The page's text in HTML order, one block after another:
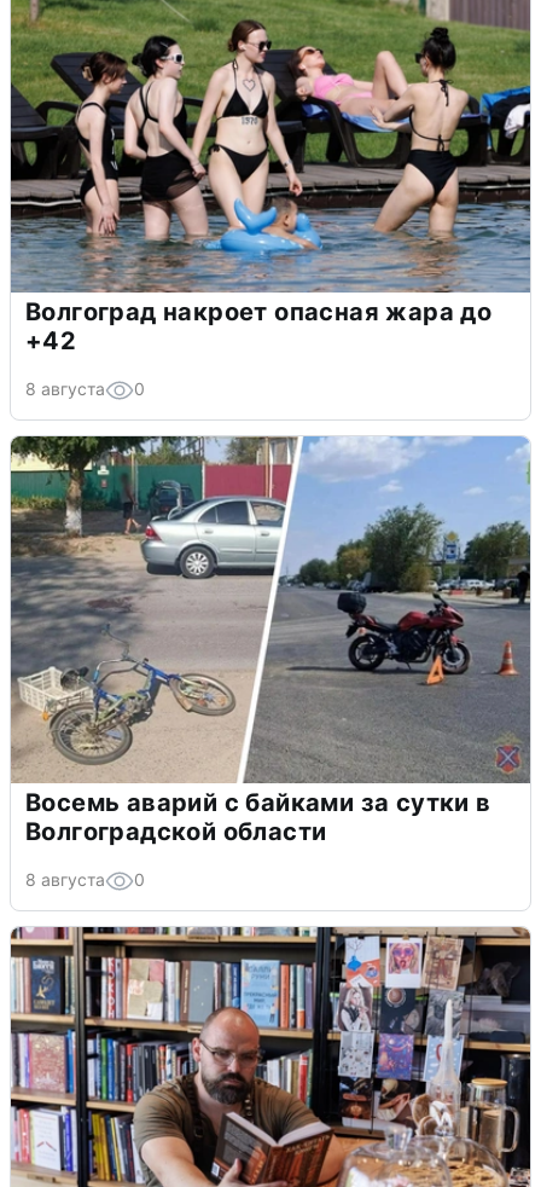
Волгоград накроет опасная жара до
+42
8 августа 0
Восемь аварий с байками за сутки в
Волгоградской области
8 августа 0